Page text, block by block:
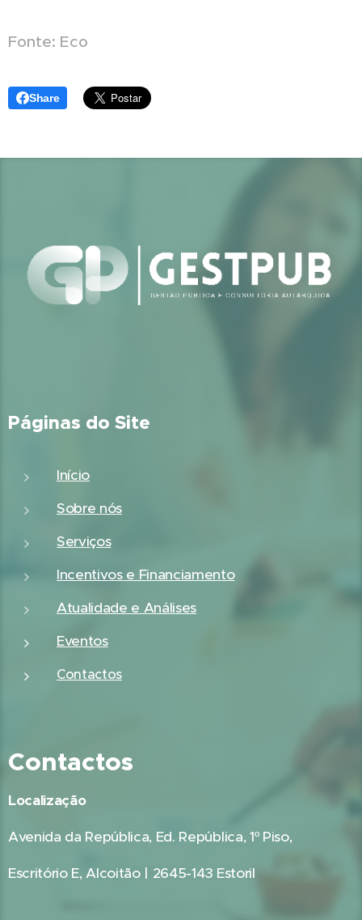
Fonte: Eco
Share
Páginas do Site
Início
Sobre nós
Serviços
Incentivos e Financiamento
Atualidade e Análises
Eventos
Contactos
Contactos
Localização
Avenida da República, Ed. República, 1º Piso,
Escritório E, Alcoitão | 2645-143 Estoril